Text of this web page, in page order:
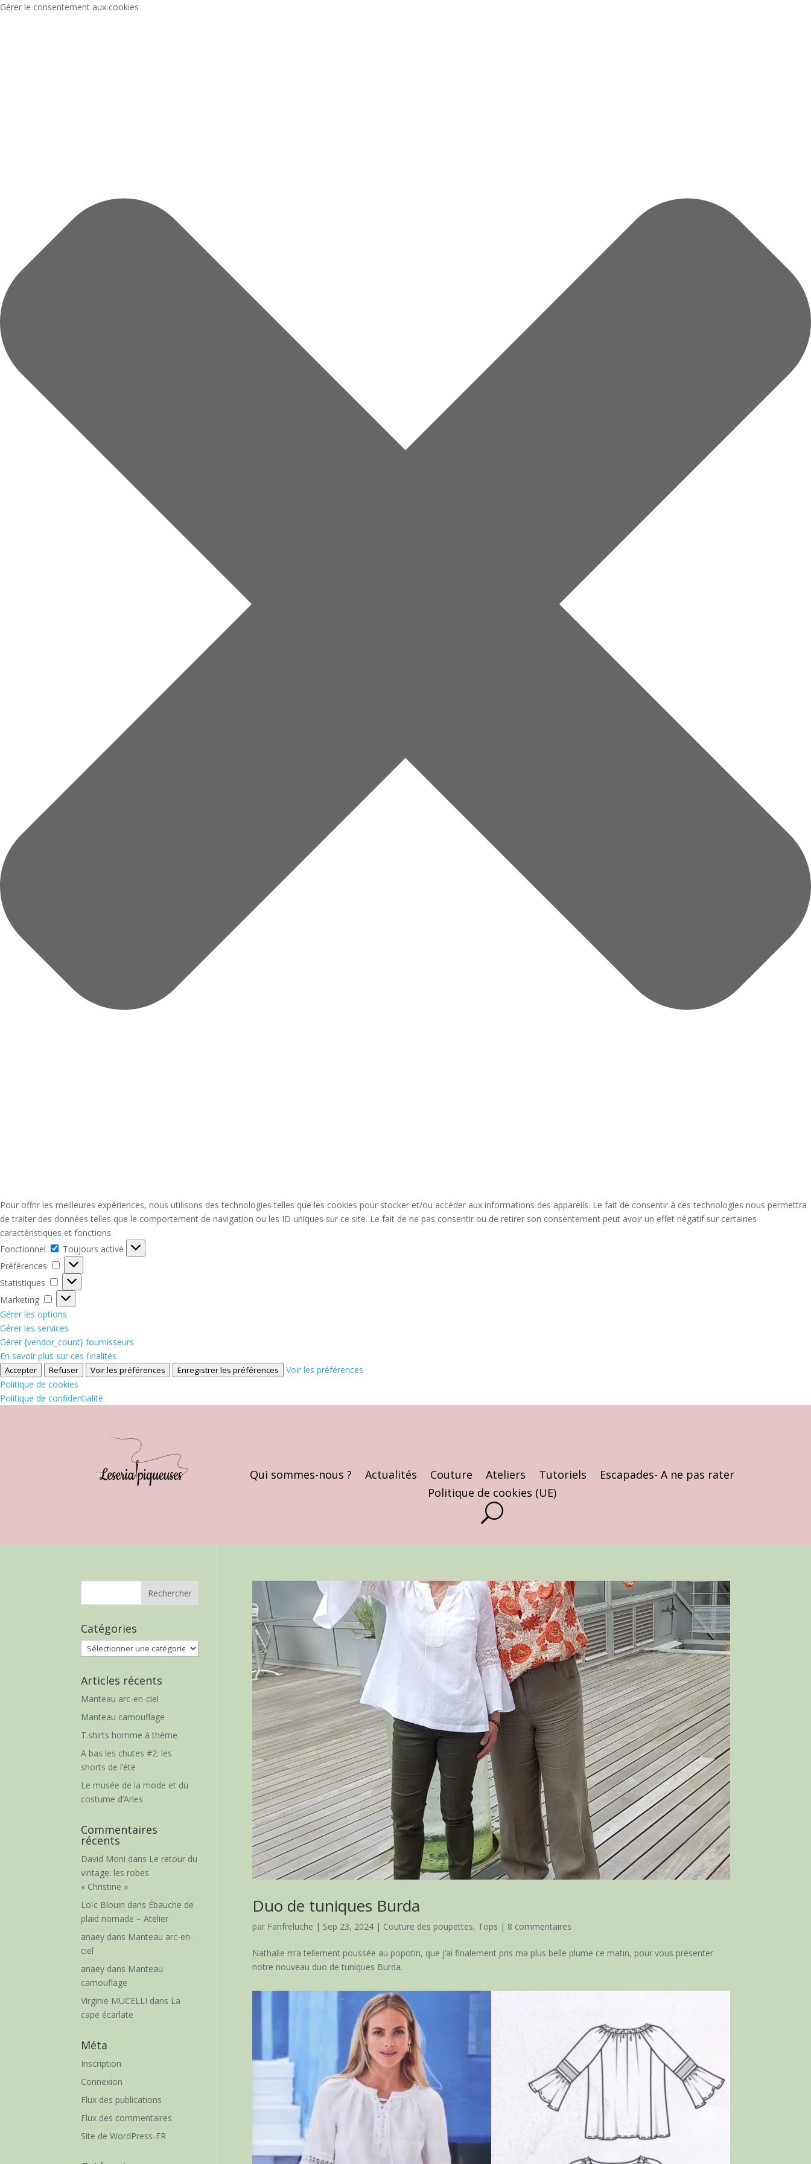
Gérer le consentement aux cookies
Pour offrir les meilleures expériences, nous utilisons des technologies telles que les cookies pour stocker et/ou accéder aux informations des appareils. Le fait de consentir à ces technologies nous permettra
de traiter des données telles que le comportement de navigation ou les ID uniques sur ce site. Le fait de ne pas consentir ou de retirer son consentement peut avoir un effet négatif sur certaines
caractéristiques et fonctions.
Fonctionnel
Fonctionnel
Toujours activé
Préférences
Préférences
Statistiques
Statistiques
Marketing
Marketing
Gérer les options
Gérer les services
Gérer {vendor_count} fournisseurs
En savoir plus sur ces finalités
Accepter Refuser Voir les préférences Enregistrer les préférences
Voir les préférences
Politique de cookies
Politique de confidentialité
Qui sommes-nous ? Actualités Couture Ateliers Tutoriels
Escapades- A ne pas rater
Politique de cookies (UE)
Duo de tuniques Burda
par Fanfreluche | Sep 23, 2024| Couture des poupettes, Tops | 8 commentaires
Nathalie m’a tellement poussée au popotin, que j’ai finalement pris ma plus belle plume ce matin, pour vous présenter
notre nouveau duo de tuniques Burda.
Catégories
Catégories
Articles récents
Manteau arc-en-ciel
Manteau camouflage
T.shirts homme à thème
A bas les chutes #2: les
shorts de l’été
Le musée de la mode et du
costume d’Arles
Commentaires
récents
David Moni dans Le retour du
vintage: les robes
« Christine »
Loïc Blouin dans Ébauche de
plaid nomade – Atelier
anaey dans Manteau arc-en-
ciel
anaey dans Manteau
camouflage
Virginie MUCELLI dans La
cape écarlate
Méta
Inscription
Connexion
Flux des publications
Flux des commentaires
Site de WordPress-FR